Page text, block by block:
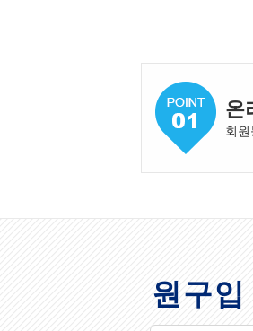
온
회
원구